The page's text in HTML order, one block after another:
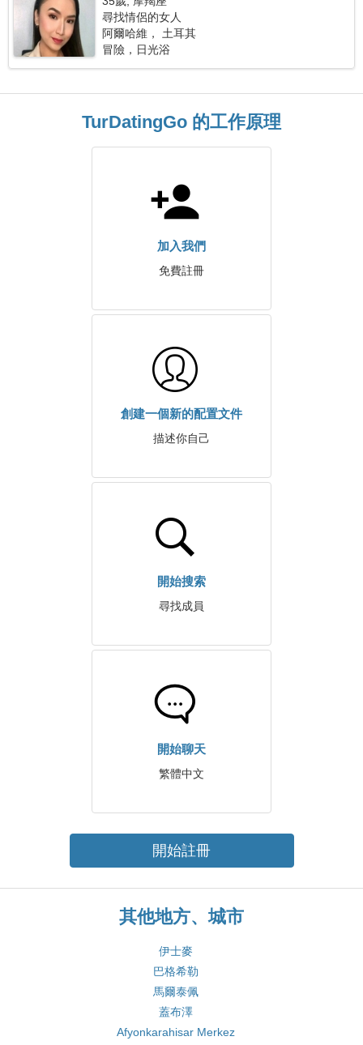
尋找情侶的女人
阿爾哈維， 土耳其
冒險，日光浴
TurDatingGo 的工作原理
加入我們
免費註冊
創建一個新的配置文件
描述你自己
開始搜索
尋找成員
開始聊天
繁體中文
開始註冊
其他地方、城市
伊士麥
巴格希勒
馬爾泰佩
蓋布澤
Afyonkarahisar Merkez